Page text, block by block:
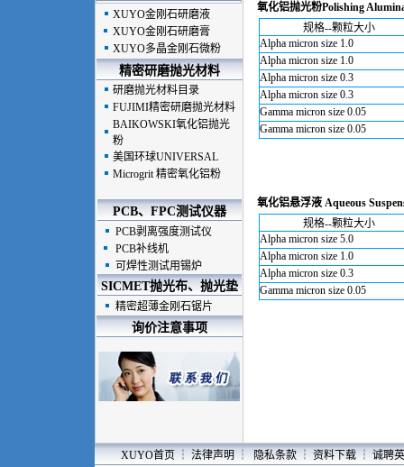
XUYO金刚石研磨液
XUYO金刚石研磨膏
XUYO多晶金刚石微粉
精密研磨抛光材料
研磨抛光材料目录
FUJIMI精密研磨抛光材料
BAIKOWSKI氧化铝抛光
粉
美国环球UNIVERSAL
Microgrit 精密氧化铝粉
PCB、FPC测试仪器
PCB剥离强度测试仪
PCB补线机
可焊性测试用锡炉
SICMET抛光布、抛光垫
精密超薄金刚石锯片
询价注意事项
氧化铝抛光粉Polishing
规格--颗粒大小
Alpha micron size 1.0
Alpha micron size 1.0
Alpha micron size 0.3
Alpha micron size 0.3
Gamma micron size 0.05
Gamma micron size 0.05
氧化铝悬浮液 Aqueous
规格--颗粒大小
Alpha micron size 5.0
Alpha micron size 1.0
Alpha micron size 0.3
Gamma micron size 0.05
XUYO首页 ┆ 法律声明 ┆ 隐私条款 ┆ 资料下载 ┆ 诚聘